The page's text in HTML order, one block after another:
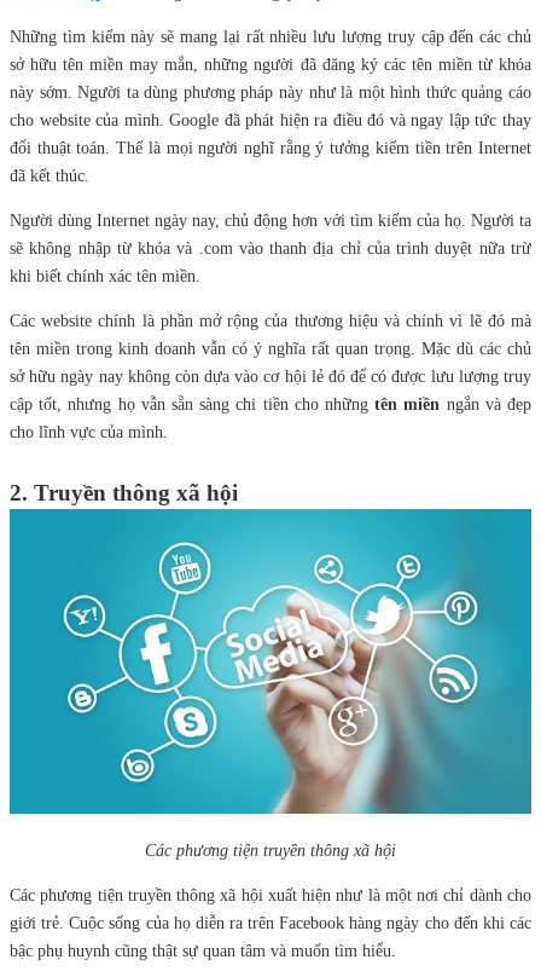
Những tìm kiếm này sẽ mang lại rất nhiều lưu lượng truy cập đến các chủ
sở hữu tên miền may mắn, những người đã đăng ký các tên miền từ khóa
này sớm. Người ta dùng phương pháp này như là một hình thức quảng cáo
cho website của mình. Google đã phát hiện ra điều đó và ngay lập tức thay
đổi thuật toán. Thế là mọi người nghĩ rằng ý tưởng kiếm tiền trên Internet
đã kết thúc.
Người dùng Internet ngày nay, chủ động hơn với tìm kiếm của họ. Người ta
sẽ không nhập từ khóa và .com vào thanh địa chỉ của trình duyệt nữa trừ
khi biết chính xác tên miền.
Các website chính là phần mở rộng của thương hiệu và chính vì lẽ đó mà
tên miền trong kinh doanh vẫn có ý nghĩa rất quan trọng. Mặc dù các chủ
sở hữu ngày nay không còn dựa vào cơ hội lẻ đó để có được lưu lượng truy
cập tốt, nhưng họ vẫn sẵn sàng chi tiền cho nhữngtên miền ngắn và đẹp
cho lĩnh vực của mình.
2. Truyền thông xã hội
Các phương tiện truyền thông xã hội
Các phương tiện truyền thông xã hội xuất hiện như là một nơi chỉ dành cho
giới trẻ. Cuộc sống của họ diễn ra trên Facebook hàng ngày cho đến khi các
bậc phụ huynh cũng thật sự quan tâm và muốn tìm hiểu.